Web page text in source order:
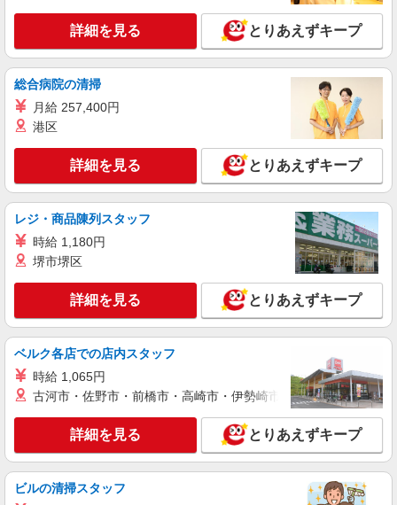
詳細を見る
アルバイト パート
コンパスグループ・ジャパン株式会社 63107_p
分単位で別途支給します。
松永循環器病院 （大分県中津市中央町1丁目
3）
キープ 詳細を見る
アルバイト パート
コンパスグループ・ジャパン株式会社 33012_p
調理師【アルバイト・パート】
時給1,450円以上 試用期間中 時給1,450円以上
(試用期間2ヶ月) 残業が発生した場合、残業代を1
分単位で別途支給します。
ダイハツ九州株式会社 食堂 （大分県中津市
キープ 詳細を見る
パート
コンパスグループ・ジャパン株式会社 21596_p
調理補助【アルバイト・パート】
詳細を見る とりあえずキープ
総合病院の清掃
月給 257,400円
港区
詳細を見る とりあえずキープ
レジ・商品陳列スタッフ
時給 1,180円
堺市堺区
詳細を見る とりあえずキープ
ベルク各店での店内スタッフ
時給 1,065円
古河市・佐野市・前橋市・高崎市・伊勢崎市・太田市・館林市
詳細を見る とりあえずキープ
ビルの清掃スタッフ